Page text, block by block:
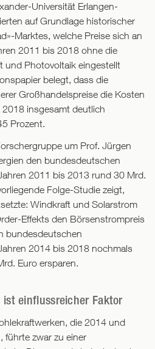
Universität Erlangen-
auf Grundlage historischer
Marktes, welche Preise sich an
2011 bis 2018 ohne die
und Photovoltaik eingestellt
belegt, dass die
Großhandelspreise die Kosten
insgesamt deutlich
Prozent.
um Prof. Jürgen
den bundesdeutschen
2011 bis 2013 rund 30 Mrd.
Folge-Studie zeigt,
Windkraft und Solarstrom
Effekts den Börsenstrompreis
bundesdeutschen
2014 bis 2018 nochmals
Euro ersparen.
einflussreicher Faktor
die 2014 und
führte zwar zu einer